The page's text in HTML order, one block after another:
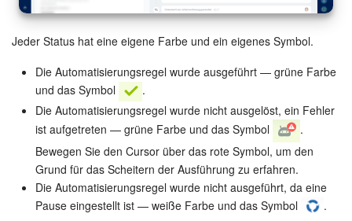
Jeder Status hat eine eigene Farbe und ein eigenes Symbol.
Die Automatisierungsregel wurde ausgeführt — grüne Farbe
und das Symbol
.
Die Automatisierungsregel wurde nicht ausgelöst, ein Fehler
ist aufgetreten — grüne Farbe und das Symbol
.
Bewegen Sie den Cursor über das rote Symbol, um den
Grund für das Scheitern der Ausführung zu erfahren.
Die Automatisierungsregel wurde nicht ausgeführt, da eine
Pause eingestellt ist — weiße Farbe und das Symbol
.